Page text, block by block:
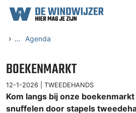
Ga naar content
› ... Agenda
BOEKENMARKT
12-1-2026 | TWEEDEHANDS
Kom langs bij onze
snuffelen door stapels